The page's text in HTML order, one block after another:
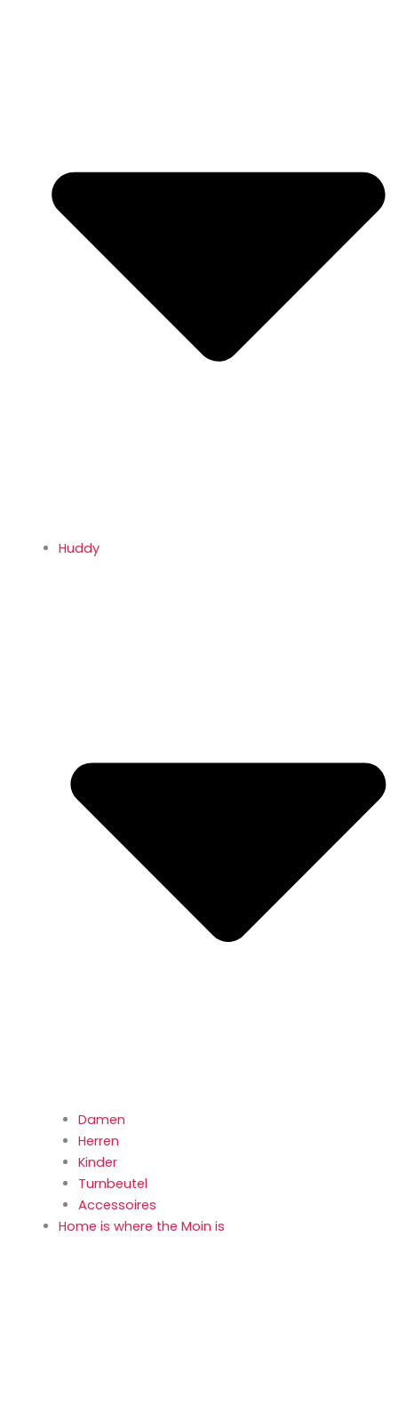
Huddy
Damen
Herren
Kinder
Turnbeutel
Accessoires
Home is where the Moin is